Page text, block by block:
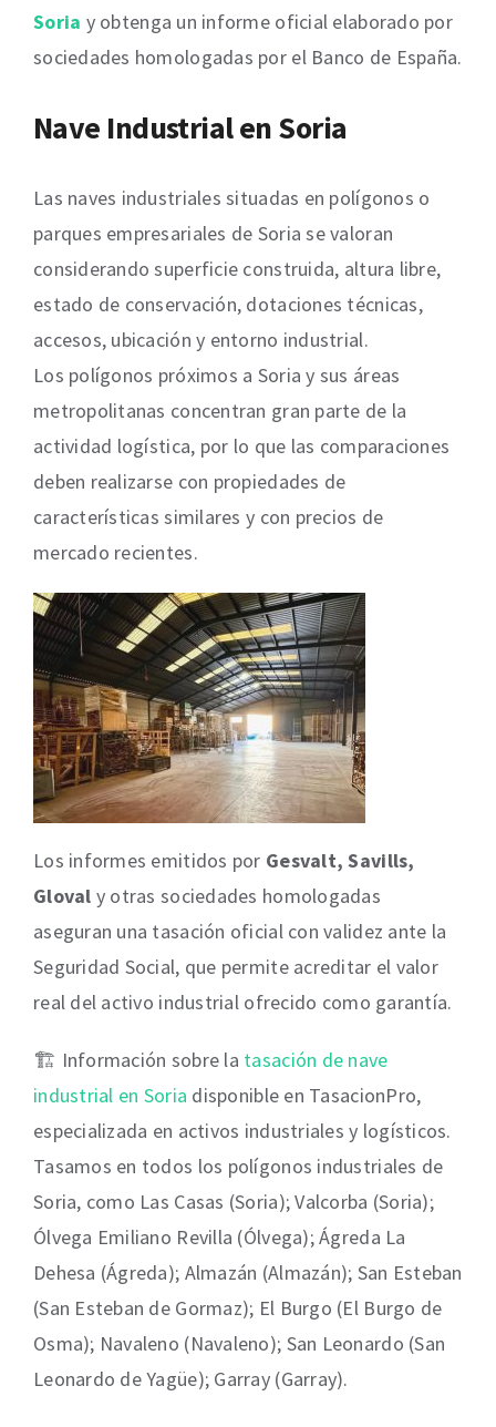
Soria y obtenga un informe oficial elaborado por
sociedades homologadas por el Banco de España.
Nave Industrial en Soria
Las naves industriales situadas en polígonos o
parques empresariales de Soria se valoran
considerando superficie construida, altura libre,
estado de conservación, dotaciones técnicas,
accesos, ubicación y entorno industrial.
Los polígonos próximos a Soria y sus áreas
metropolitanas concentran gran parte de la
actividad logística, por lo que las comparaciones
deben realizarse con propiedades de
características similares y con precios de
mercado recientes.
Los informes emitidos por Gesvalt, Savills,
Gloval y otras sociedades homologadas
aseguran una tasación oficial con validez ante la
Seguridad Social, que permite acreditar el valor
real del activo industrial ofrecido como garantía.
🏗️ Información sobre la tasación de nave
industrial en Soria disponible en TasacionPro,
especializada en activos industriales y logísticos.
Tasamos en todos los polígonos industriales de
Soria, como Las Casas (Soria); Valcorba (Soria);
Ólvega Emiliano Revilla (Ólvega); Ágreda La
Dehesa (Ágreda); Almazán (Almazán); San Esteban
(San Esteban de Gormaz); El Burgo (El Burgo de
Osma); Navaleno (Navaleno); San Leonardo (San
Leonardo de Yagüe); Garray (Garray).